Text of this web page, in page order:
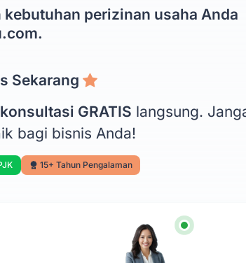
perizinan usaha Anda
Sekarang
konsultasi GRATIS langsung.
bagi bisnis Anda!
15+ Tahun Pengalaman